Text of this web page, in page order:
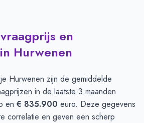
en
Hurwenen
Hurwenen zijn de gemiddelde
in de laatste 3 maanden
en € 835.900 euro. Deze gegevens
correlatie en geven een scherp